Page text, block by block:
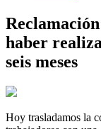
haber
seis meses
Hoy trasladamos la